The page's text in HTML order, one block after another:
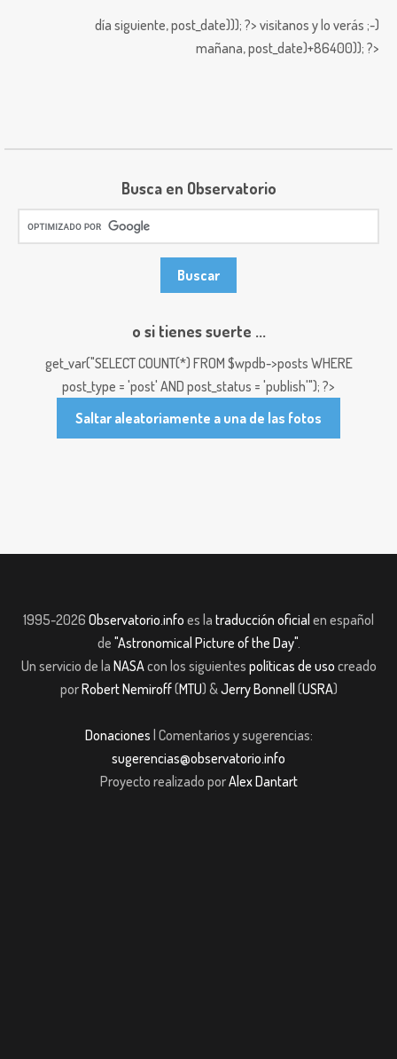
día siguiente,post_date))); ?> visitanos y lo verás ;-)
mañana,post_date)+86400)); ?>
Busca en Observatorio
o si tienes suerte ...
get_var("SELECT COUNT(*) FROM $wpdb->posts WHERE
post_type = 'post' AND post_status = 'publish'"); ?>
Saltar aleatoriamente a una de las fotos
1995-2026 Observatorio.info es la traducción oficial en español
de "Astronomical Picture of the Day".
Un servicio de la NASAcon los siguientes políticas de uso creado
porRobert Nemiroff(MTU) &Jerry Bonnell (USRA)
Donaciones | Comentarios y sugerencias:
sugerencias@observatorio.info
Proyecto realizado porAlex Dantart